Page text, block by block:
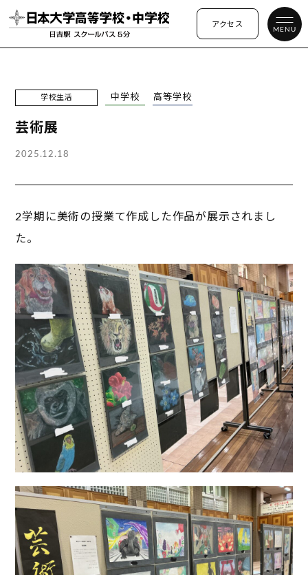
MENU
アクセス
学校生活 中学校 高等学校
芸術展
2025.12.18
2学期に美術の授業て作成した作品が展示されまし
た。